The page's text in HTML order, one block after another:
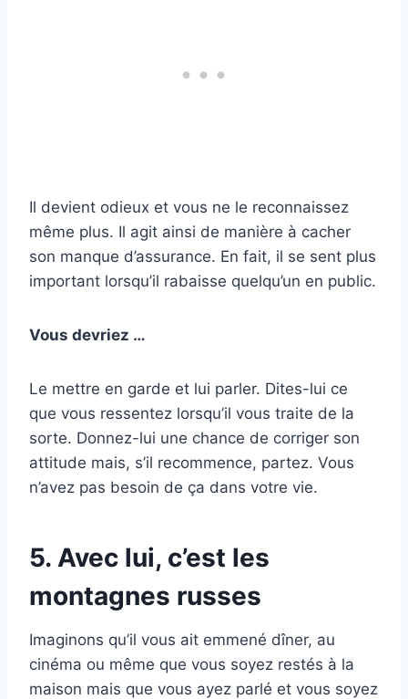
Il devient odieux et vous ne le reconnaissez
même plus. Il agit ainsi de manière à cacher
son manque d’assurance. En fait, il se sent plus
important lorsqu’il rabaisse quelqu’un en public.
Vous devriez …
Le mettre en garde et lui parler. Dites-lui ce
que vous ressentez lorsqu’il vous traite de la
sorte. Donnez-lui une chance de corriger son
attitude mais, s’il recommence, partez. Vous
n’avez pas besoin de ça dans votre vie.
5. Avec lui, c’est les
montagnes russes
Imaginons qu’il vous ait emmené dîner, au
cinéma ou même que vous soyez restés à la
maison mais que vous ayez parlé et vous soyez